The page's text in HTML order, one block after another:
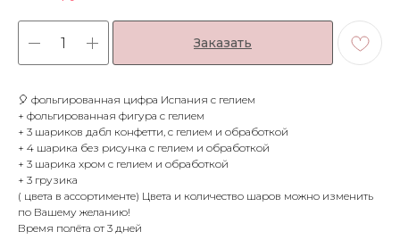
Заказать
🎈 фольгированная цифра Испания с гелием
+ фольгированная фигура с гелием
+ 3 шариков дабл конфетти, с гелием и обработкой
+ 4 шарика без рисунка с гелием и обработкой
+ 3 шарика хром с гелием и обработкой
+ 3 грузика
( цвета в ассортименте) Цвета и количество шаров можно изменить
по Вашему желанию!
Время полёта от 3 дней